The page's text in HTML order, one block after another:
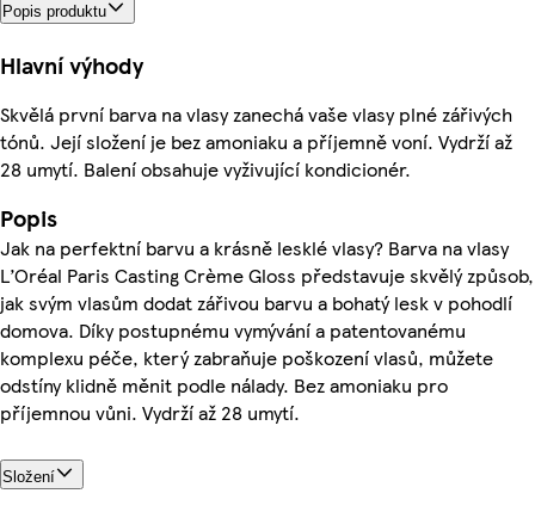
Popis produktu
Hlavní výhody
Skvělá první barva na vlasy zanechá vaše vlasy plné zářivých
tónů. Její složení je bez amoniaku a příjemně voní. Vydrží až
28 umytí. Balení obsahuje vyživující kondicionér.
Popis
Jak na perfektní barvu a krásně lesklé vlasy? Barva na vlasy
L’Oréal Paris Casting Crème Gloss představuje skvělý způsob,
jak svým vlasům dodat zářivou barvu a bohatý lesk v pohodlí
domova. Díky postupnému vymývání a patentovanému
komplexu péče, který zabraňuje poškození vlasů, můžete
odstíny klidně měnit podle nálady. Bez amoniaku pro
příjemnou vůni. Vydrží až 28 umytí.
Složení